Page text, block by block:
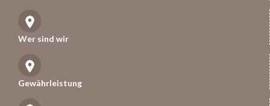
Wer sind wir
Gewährleistung